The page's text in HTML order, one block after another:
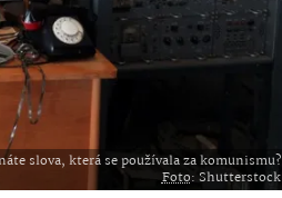
slova, která se používala za komunismu?
Foto: Shutterstock